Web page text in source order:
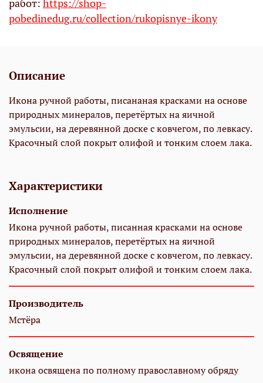
работ: https://shop-
pobedinedug.ru/collection/rukopisnye-ikony
Описание
Икона ручной работы, писананая красками на основе
природных минералов, перетёртых на яичной
эмульсии, на деревянной доске с ковчегом, по левкасу.
Красочный слой покрыт олифой и тонким слоем лака.
Характеристики
Исполнение
Икона ручной работы, писанная красками на основе
природных минералов, перетёртых на яичной
эмульсии, на деревянной доске с ковчегом, по левкасу.
Красочный слой покрыт олифой и тонким слоем лака.
Производитель
Мстёра
Освящение
икона освящена по полному православному обряду